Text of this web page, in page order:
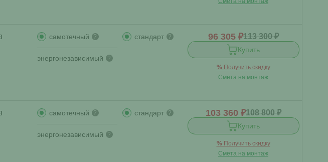
3 самотечный ?
энергонезависимый ?
стандарт ? 96 305 ₽113 300 ₽
Купить
% Получить скидку
Смета на монтаж
3 самотечный ?
энергонезависимый ?
стандарт ? 103 360 ₽108 800 ₽
Купить
% Получить скидку
Смета на монтаж